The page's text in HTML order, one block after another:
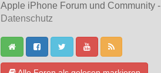
Apple iPhone Forum und Community -
Datenschutz